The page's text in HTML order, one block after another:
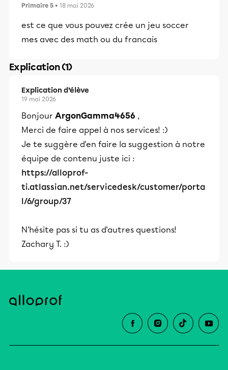
Primaire 5 • 18 mai 2026
est ce que vous pouvez crée un jeu soccer
mes avec des math ou du francais
Explication (1)
Explication d’élève
19 mai 2026
Bonjour ArgonGamma4656 ,
Merci de faire appel à nos services! :)
Je te suggère d'en faire la suggestion à notre
équipe de contenu juste ici :
https://alloprof-
ti.atlassian.net/servicedesk/customer/porta
l/6/group/37
N'hésite pas si tu as d'autres questions!
Zachary T. :)